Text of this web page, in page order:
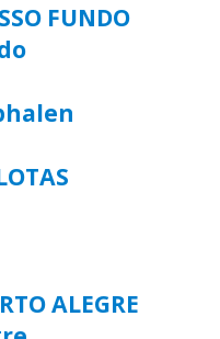
FUNDO
ALEGRE